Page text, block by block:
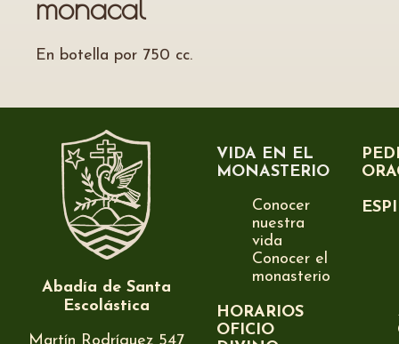
monacal
En botella por 750 cc.
Abadía de Santa
Escolástica
VIDA EN EL
MONASTERIO
Conocer
nuestra
vida
Conocer el
monasterio
HORARIOS
OFICIO